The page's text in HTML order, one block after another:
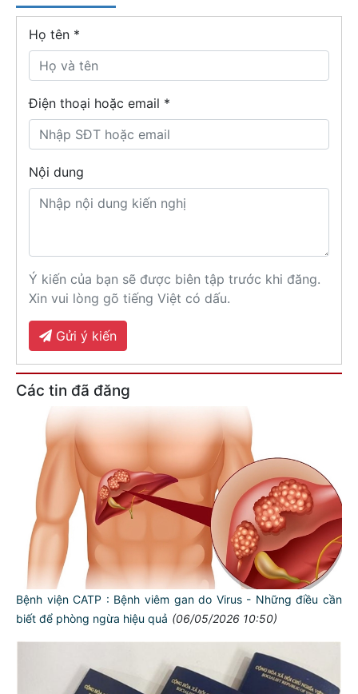
Họ tên *
Điện thoại hoặc email *
Nội dung
Ý kiến của bạn sẽ được biên tập trước khi đăng.
Xin vui lòng gõ tiếng Việt có dấu.
Gửi ý kiến
Các tin đã đăng
Bệnh viện CATP : Bệnh viêm gan do Virus - Những điều cần
biết để phòng ngừa hiệu quả (06/05/2026 10:50)